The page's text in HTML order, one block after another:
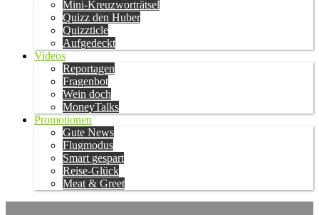
Mini-Kreuzworträtsel
Quizz den Huber
Quizzticle
Aufgedeckt
Videos
Reportagen
Fragenbot
Wein doch
MoneyTalks
Promotionen
Gute News
Flugmodus
Smart gespart
Reise-Glück
Meat & Greet